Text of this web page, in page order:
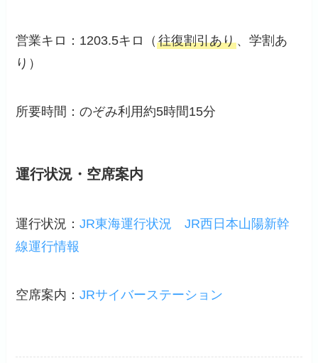
営業キロ：1203.5キロ（往復割引あり、学割あ
り）
所要時間：のぞみ利用約5時間15分
運行状況・空席案内
運行状況：JR東海運行状況
JR西日本山陽新幹
線運行情報
空席案内：JRサイバーステーション